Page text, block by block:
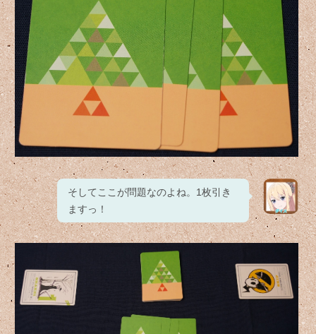
そしてここが問題なのよね。1枚引き
ますっ！